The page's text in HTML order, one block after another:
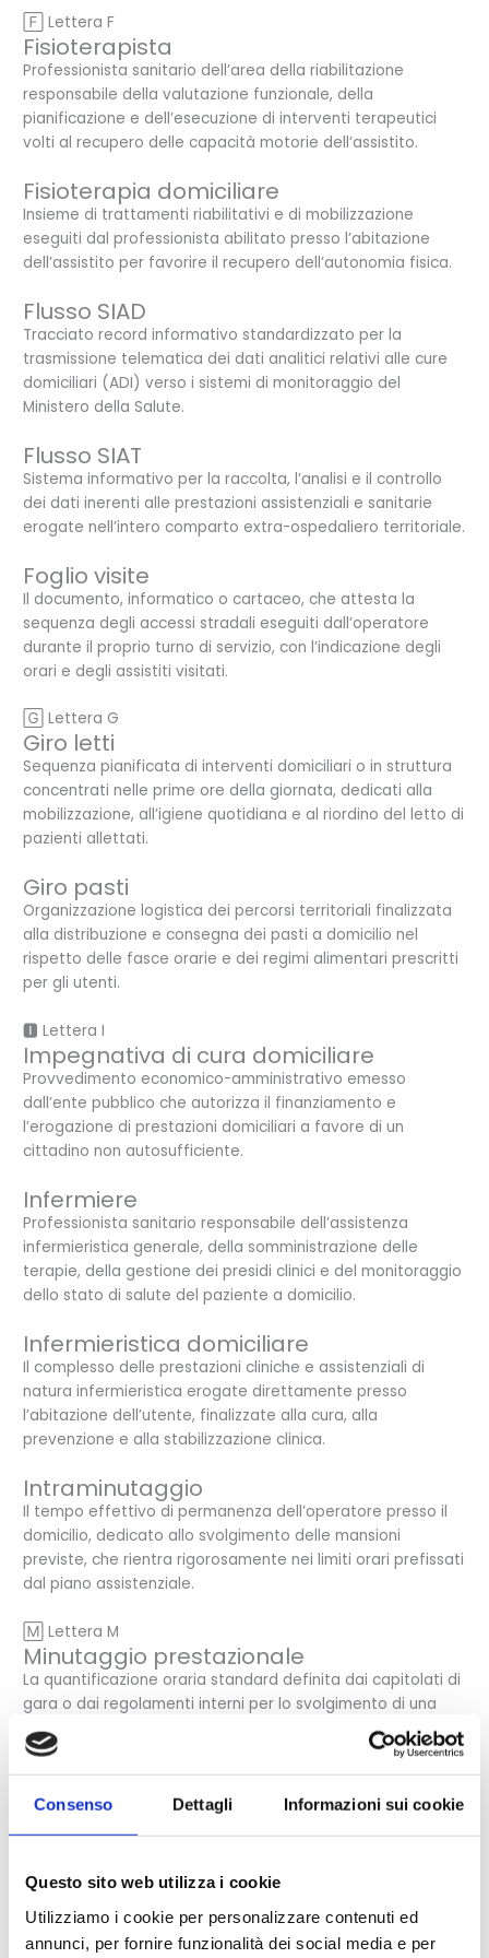
Consenso Dettagli Informazioni sui cookie
Questo sito web utilizza i cookie
Utilizziamo i cookie per personalizzare contenuti ed
annunci, per fornire funzionalità dei social media e per
🄵 Lettera F
Fisioterapista
Professionista sanitario dell’area della riabilitazione
responsabile della valutazione funzionale, della
pianificazione e dell’esecuzione di interventi terapeutici
volti al recupero delle capacità motorie dell’assistito.
Fisioterapia domiciliare
Insieme di trattamenti riabilitativi e di mobilizzazione
eseguiti dal professionista abilitato presso l’abitazione
dell’assistito per favorire il recupero dell’autonomia fisica.
Flusso SIAD
Tracciato record informativo standardizzato per la
trasmissione telematica dei dati analitici relativi alle cure
domiciliari (ADI) verso i sistemi di monitoraggio del
Ministero della Salute.
Flusso SIAT
Sistema informativo per la raccolta, l’analisi e il controllo
dei dati inerenti alle prestazioni assistenziali e sanitarie
erogate nell’intero comparto extra-ospedaliero territoriale.
Foglio visite
Il documento, informatico o cartaceo, che attesta la
sequenza degli accessi stradali eseguiti dall’operatore
durante il proprio turno di servizio, con l’indicazione degli
orari e degli assistiti visitati.
🄶 Lettera G
Giro letti
Sequenza pianificata di interventi domiciliari o in struttura
concentrati nelle prime ore della giornata, dedicati alla
mobilizzazione, all’igiene quotidiana e al riordino del letto di
pazienti allettati.
Giro pasti
Organizzazione logistica dei percorsi territoriali finalizzata
alla distribuzione e consegna dei pasti a domicilio nel
rispetto delle fasce orarie e dei regimi alimentari prescritti
per gli utenti.
🅸 Lettera I
Impegnativa di cura domiciliare
Provvedimento economico-amministrativo emesso
dall’ente pubblico che autorizza il finanziamento e
l’erogazione di prestazioni domiciliari a favore di un
cittadino non autosufficiente.
Infermiere
Professionista sanitario responsabile dell’assistenza
infermieristica generale, della somministrazione delle
terapie, della gestione dei presidi clinici e del monitoraggio
dello stato di salute del paziente a domicilio.
Infermieristica domiciliare
Il complesso delle prestazioni cliniche e assistenziali di
natura infermieristica erogate direttamente presso
l’abitazione dell’utente, finalizzate alla cura, alla
prevenzione e alla stabilizzazione clinica.
Intraminutaggio
Il tempo effettivo di permanenza dell’operatore presso il
domicilio, dedicato allo svolgimento delle mansioni
previste, che rientra rigorosamente nei limiti orari prefissati
dal piano assistenziale.
🄼 Lettera M
Minutaggio prestazionale
La quantificazione oraria standard definita dai capitolati di
gara o dai regolamenti interni per lo svolgimento di una
specifica attività assistenziale o sanitaria.
🅽 Lettera N
NFC (Tag domiciliare)
raggio con lo smartphone dell’operatore, certifica
elettronicamente la presenza fisica al domicilio.
Nomenclatore tariffario